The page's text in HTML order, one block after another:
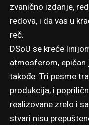
zvanično izdanje,
redova, i da vas u
reč.
DSoU se kreće
atmosferom, epičan
takođe. Tri pesme
produkcija, i
realizovane zrelo i
stvari nisu